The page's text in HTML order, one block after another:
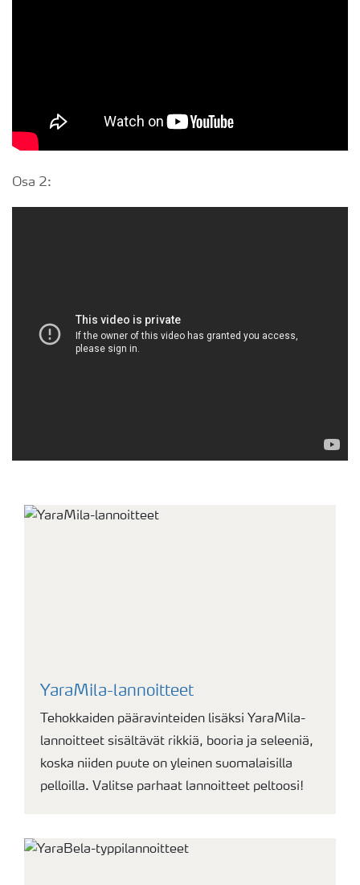
Osa 2:
YaraMila-lannoitteet
Tehokkaiden pääravinteiden lisäksi YaraMila-
lannoitteet sisältävät rikkiä, booria ja seleeniä,
koska niiden puute on yleinen suomalaisilla
pelloilla. Valitse parhaat lannoitteet peltoosi!